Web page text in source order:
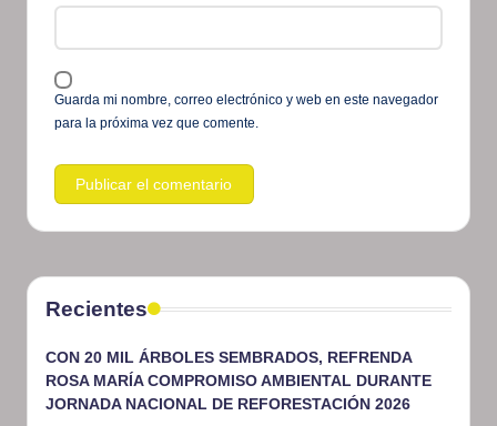
Guarda mi nombre, correo electrónico y web en este navegador
para la próxima vez que comente.
Recientes
CON 20 MIL ÁRBOLES SEMBRADOS, REFRENDA
ROSA MARÍA COMPROMISO AMBIENTAL DURANTE
JORNADA NACIONAL DE REFORESTACIÓN 2026